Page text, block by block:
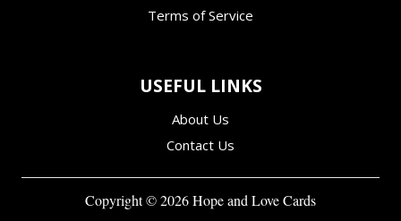
Terms of Service
USEFUL LINKS
About Us
Contact Us
Copyright ©2026Hope and Love Cards